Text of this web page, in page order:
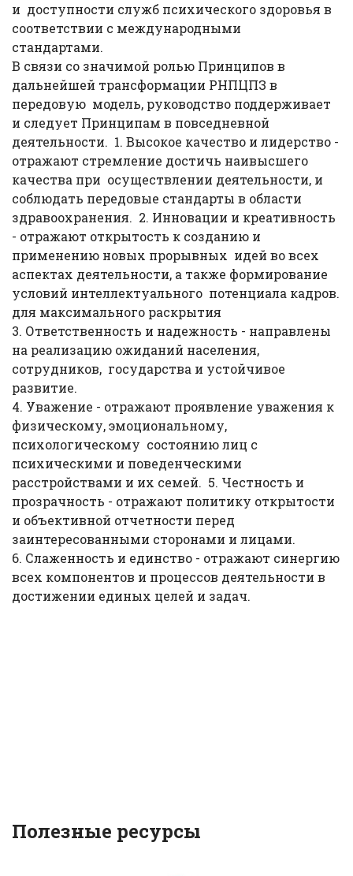
и доступности служб психического здоровья в
соответствии с международными
стандартами.
В связи со значимой ролью Принципов в
дальнейшей трансформации РНПЦПЗ в
передовую модель, руководство поддерживает
и следует Принципам в повседневной
деятельности. 1. Высокое качество и лидерство -
отражают стремление достичь наивысшего
качества при осуществлении деятельности, и
соблюдать передовые стандарты в области
здравоохранения. 2. Инновации и креативность
- отражают открытость к созданию и
применению новых прорывных идей во всех
аспектах деятельности, а также формирование
условий интеллектуального потенциала кадров.
для максимального раскрытия
3. Ответственность и надежность - направлены
на реализацию ожиданий населения,
сотрудников, государства и устойчивое
развитие.
4. Уважение - отражают проявление уважения к
физическому, эмоциональному,
психологическому состоянию лиц с
психическими и поведенческими
расстройствами и их семей. 5. Честность и
прозрачность - отражают политику открытости
и объективной отчетности перед
заинтересованными сторонами и лицами.
6. Слаженность и единство - отражают синергию
всех компонентов и процессов деятельности в
достижении единых целей и задач.
Полезные ресурсы